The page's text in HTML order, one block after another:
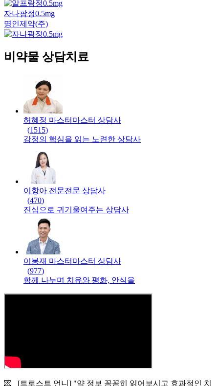
자나팜정0.5mg
명인제약(주)
비약물 상담치료
허혜정 마스터 마스터 상담사
(1515)
감정의 핵심을 읽는 노련한 상담사
이항아 전문전문 상담사
(470)
진심으로 귀기울여주는 상담사
이봉재 마스터 마스터 상담사
(977)
함께 나누며 치유와 평화, 안식을
💌 [트로스트 언니] "약 정보 꼼꼼히 읽어보시고 효과적인 치